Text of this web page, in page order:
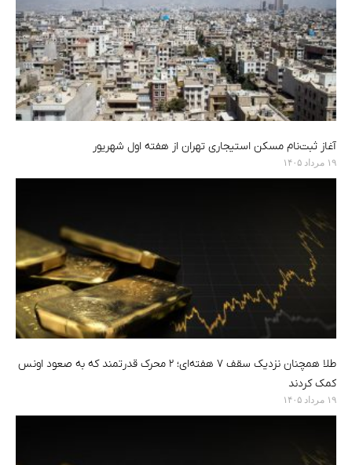
آغاز ثبت‌نام مسکن استیجاری تهران از هفته اول شهریور
۱۹ مرداد ۱۴۰۵
طلا همچنان نزدیک سقف ۷ هفته‌ای؛ ۲ محرک قدرتمند که به صعود اونس
کمک کردند
۱۹ مرداد ۱۴۰۵